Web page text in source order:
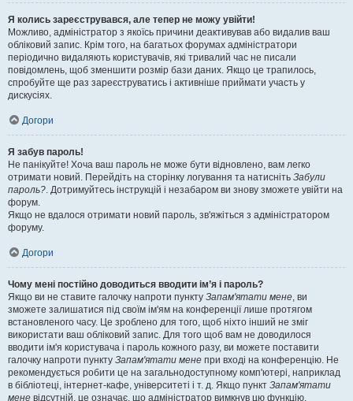
Я колись зареєструвався, але тепер не можу увійти!
Можливо, адміністратор з якоїсь причини деактивував або видалив ваш
обліковий запис. Крім того, на багатьох форумах адміністратори
періодично видаляють користувачів, які тривалий час не писали
повідомлень, щоб зменшити розмір бази даних. Якщо це трапилось,
спробуйте ще раз зареєструватись і активніше приймати участь у
дискусіях.
Догори
Я забув пароль!
Не панікуйте! Хоча ваш пароль не може бути відновлено, вам легко
отримати новий. Перейдіть на сторінку логування та натисніть Забули
пароль?. Дотримуйтесь інструкцій і незабаром ви знову зможете увійти на
форум.
Якщо не вдалося отримати новий пароль, зв'яжіться з адміністратором
форуму.
Догори
Чому мені постійно доводиться вводити ім’я і пароль?
Якщо ви не ставите галочку напроти пункту Запам'ятати мене, ви
зможете залишатися під своїм ім'ям на конференції лише протягом
встановленого часу. Це зроблено для того, щоб ніхто інший не зміг
використати ваш обліковий запис. Для того щоб вам не доводилося
вводити ім'я користувача і пароль кожного разу, ви можете поставити
галочку напроти пункту Запам'ятати мене при вході на конференцію. Не
рекомендується робити це на загальнодоступному комп'ютері, наприклад
в бібліотеці, інтернет-кафе, університеті і т. д. Якщо пункт Запам'ятати
мене відсутній, це означає, що адміністратор вимкнув цю функцію.